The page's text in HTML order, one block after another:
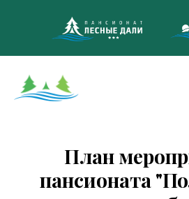
План
пансионата